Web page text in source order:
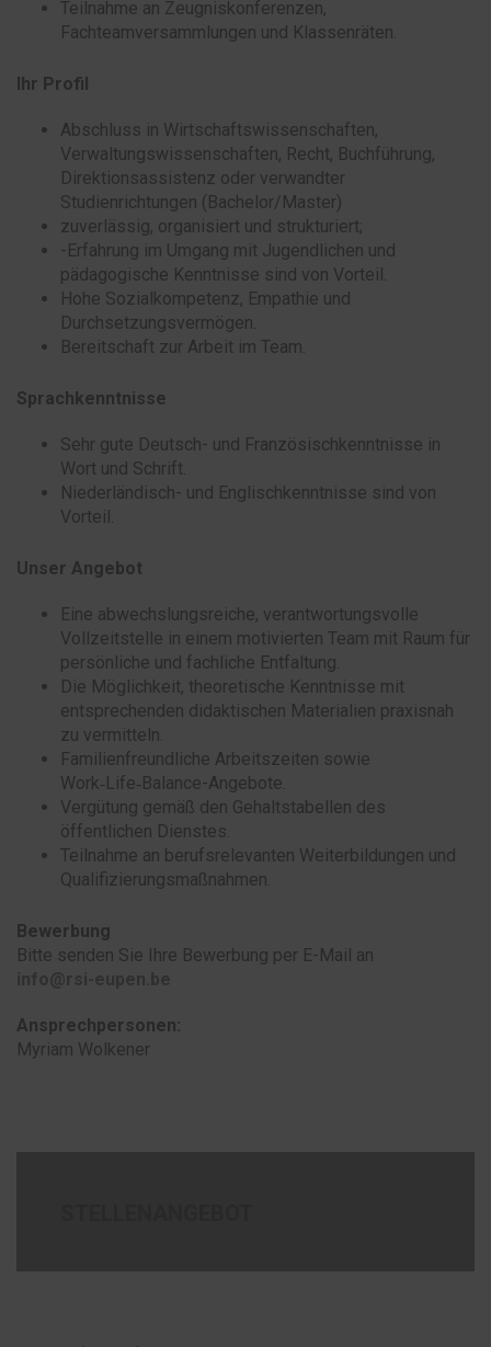
Teilnahme an Zeugniskonferenzen,
Fachteamversammlungen und Klassenräten.
Ihr Profil
Abschluss in Wirtschaftswissenschaften,
Verwaltungswissenschaften, Recht, Buchführung,
Direktionsassistenz oder verwandter
Studienrichtungen (Bachelor/Master)
zuverlässig, organisiert und strukturiert;
-Erfahrung im Umgang mit Jugendlichen und
pädagogische Kenntnisse sind von Vorteil.
Hohe Sozialkompetenz, Empathie und
Durchsetzungsvermögen.
Bereitschaft zur Arbeit im Team.
Sprachkenntnisse
Sehr gute Deutsch- und Französischkenntnisse in
Wort und Schrift.
Niederländisch- und Englischkenntnisse sind von
Vorteil.
Unser Angebot
Eine abwechslungsreiche, verantwortungsvolle
Vollzeitstelle in einem motivierten Team mit Raum für
persönliche und fachliche Entfaltung.
Die Möglichkeit, theoretische Kenntnisse mit
entsprechenden didaktischen Materialien praxisnah
zu vermitteln.
Familienfreundliche Arbeitszeiten sowie
Work‑Life‑Balance-Angebote.
Vergütung gemäß den Gehaltstabellen des
öffentlichen Dienstes.
Teilnahme an berufsrelevanten Weiterbildungen und
Qualifizierungsmaßnahmen.
Bewerbung
Bitte senden Sie Ihre Bewerbung per E-Mail an
Ansprechpersonen:
Myriam Wolkener